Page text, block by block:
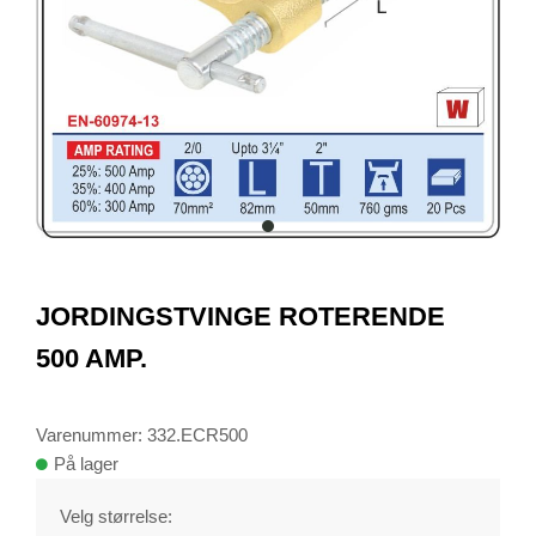
item
of
1
JORDINGSTVINGE ROTERENDE
500 AMP.
Varenummer: 332.ECR500
På lager
Velg størrelse: